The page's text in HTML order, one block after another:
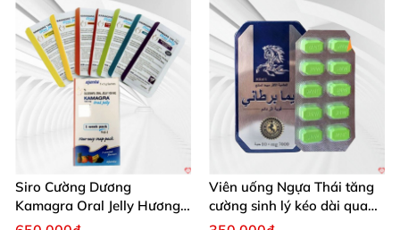
Siro Cường Dương
Kamagra Oral Jelly Hương
Trái Cây Một Hộp 7 Gói
Viên uống Ngựa Thái tăng
cường sinh lý kéo dài quan
hệ